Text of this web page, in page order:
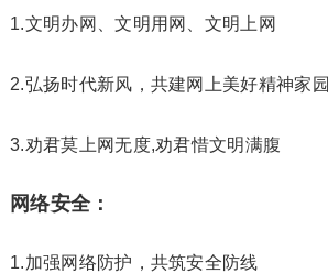
1.文明办网、文明用网、文明上网
2.弘扬时代新风，共建网上美好精神家园
3.劝君莫上网无度,劝君惜文明满腹
网络安全：
1.加强网络防护，共筑安全防线